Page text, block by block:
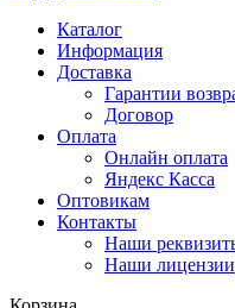
Каталог
Информация
Доставка
Гарантии
Договор
Оплата
Онлайн оплата
Яндекс Касса
Оптовикам
Контакты
Наши
Наши лицензии